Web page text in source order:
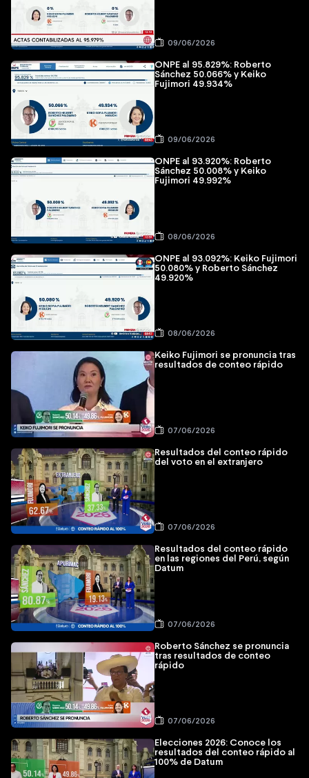
09/06/2026
ONPE al 95.829%: Roberto
Sánchez 50.066% y Keiko
Fujimori 49.934%
09/06/2026
ONPE al 93.920%: Roberto
Sánchez 50.008% y Keiko
Fujimori 49.992%
08/06/2026
ONPE al 93.092%: Keiko Fujimori
50.080% y Roberto Sánchez
49.920%
08/06/2026
Keiko Fujimori se pronuncia tras
resultados de conteo rápido
07/06/2026
Resultados del conteo rápido
del voto en el extranjero
07/06/2026
Resultados del conteo rápido
en las regiones del Perú, según
Datum
07/06/2026
Roberto Sánchez se pronuncia
tras resultados de conteo
rápido
07/06/2026
Elecciones 2026: Conoce los
resultados del conteo rápido al
100% de Datum